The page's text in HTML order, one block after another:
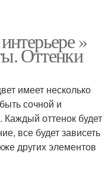
»
Оттенки
имеет несколько
сочной и
Каждый оттенок будет
все будет зависеть
других элементов